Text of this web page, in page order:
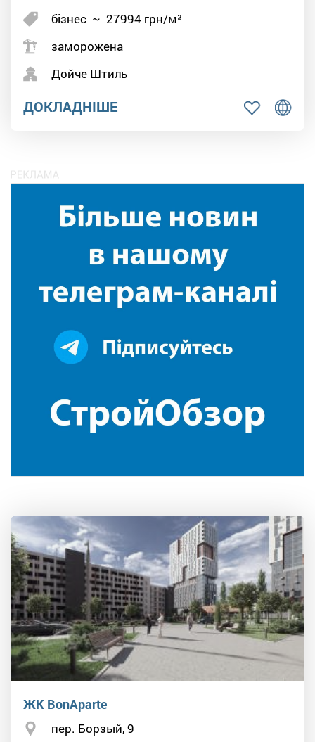
бізнес ~ 27994 грн/м²
заморожена
Дойче Штиль
ДОКЛАДНІШЕ
ЖК BonAparte
пер. Борзый, 9